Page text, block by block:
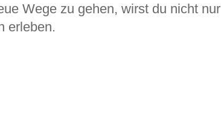
Wege zu gehen, wirst du nicht nur
erleben.